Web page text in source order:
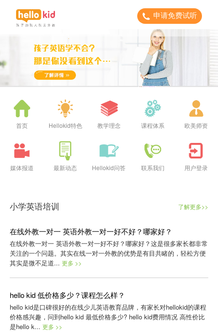
申请免费试听
首页 Hellokid特色 教学理念 课程体系 欧美师资
媒体报道 最新动态 Hellokid问答 联系我们 用户登录
小学英语培训 了解更多>>
在线外教一对一 英语外教一对一好不好？哪家好？
在线外教一对一 英语外教一对一好不好？哪家好？这是很多家长都非常
关注的一个问题。其实在线一对一外教的优势是有目共睹的，轻松方便
其实是微不足道... 更多 >>
hello kid 低价格多少？课程怎么样？
hello kid是口碑很好的在线少儿英语教育品牌，有家长对hellokid的课程
价格感兴趣，问到hello kid 最低价格多少? hello kid费用情况 高性价比
是hello k... 更多 >>